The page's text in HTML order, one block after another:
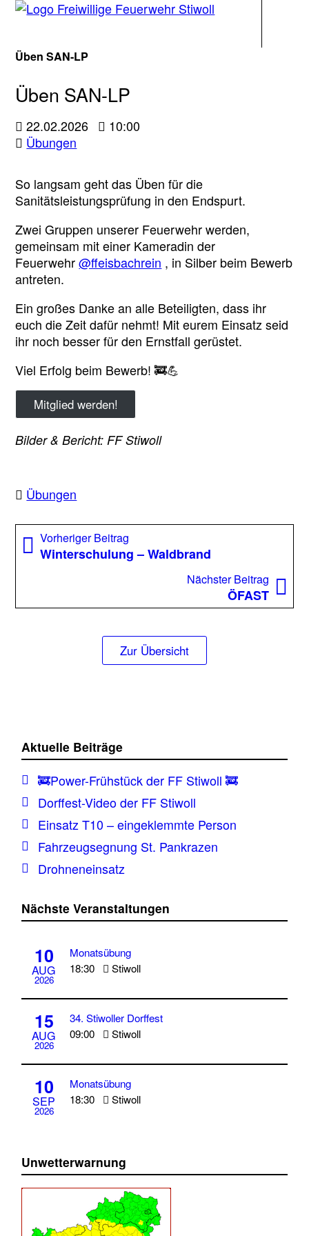
Üben SAN-LP
Üben SAN-LP
22.02.2026
10:00
Übungen
So langsam geht das Üben für die
Sanitätsleistungsprüfung in den Endspurt.
Zwei Gruppen unserer Feuerwehr werden,
gemeinsam mit einer Kameradin der
Feuerwehr@ffeisbachrein , in Silber beim Bewerb
antreten.
Ein großes Danke an alle Beteiligten, dass ihr
euch die Zeit dafür nehmt! Mit eurem Einsatz seid
ihr noch besser für den Ernstfall gerüstet.
Viel Erfolg beim Bewerb! 🚒💪
Mitglied werden!
Bilder & Bericht: FF Stiwoll
Übungen
Beitragsnavigation
Vorheriger Beitrag
Beitrag:
Winterschulung – Waldbrand
Nächster Beitrag
ÖFAST
Zur Übersicht
Aktuelle Beiträge
🚒Power-Frühstück der FF Stiwoll 🚒
Dorffest-Video der FF Stiwoll
Einsatz T10 – eingeklemmte Person
Fahrzeugsegnung St. Pankrazen
Drohneneinsatz
Nächste Veranstaltungen
10
AUG
2026
Monatsübung
18:30
Stiwoll
15
AUG
2026
34. Stiwoller Dorffest
09:00
Stiwoll
10
SEP
2026
Monatsübung
18:30
Stiwoll
Unwetterwarnung